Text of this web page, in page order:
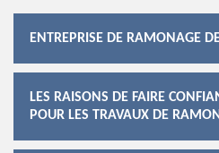
ENTREPRISE DE RAMONAGE
LES RAISONS DE FAIRE
POUR LES TRAVAUX DE